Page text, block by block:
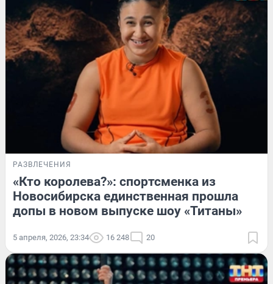
РАЗВЛЕЧЕНИЯ
«Кто королева?»: спортсменка из
Новосибирска единственная прошла
допы в новом выпуске шоу «Титаны»
5 апреля, 2026, 23:34 16 248 20